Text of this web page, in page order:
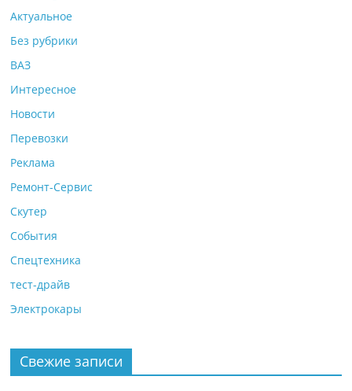
Актуальное
Без рубрики
ВАЗ
Интересное
Новости
Перевозки
Реклама
Ремонт-Сервис
Скутер
События
Спецтехника
тест-драйв
Электрокары
Свежие записи